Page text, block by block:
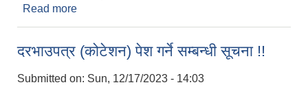
Read more
दरभाउपत्र (कोटेशन) पेश गर्ने सम्बन्धी सूचना !!
Submitted on: Sun, 12/17/2023 - 14:03